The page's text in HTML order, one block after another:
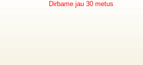
Dirbame jau 30 metus